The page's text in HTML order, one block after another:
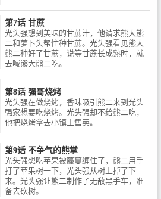
第7话 甘蔗
光头强想到美味的甘蔗汁，他请求熊大熊
二和萝卜头帮忙种甘蔗。光头强看见熊大
熊二种好了甘蔗，说等甘蔗长成熟时，就
去喊熊大熊二吃。
第8话 强哥烧烤
光头强在做烧烤，香味吸引熊二来到光头
强家想要吃烧烤。光头强却不给熊二吃，
他把烧烤拿去小镇上售卖。
第9话 不争气的熊掌
光头强想吃苹果被藤蔓缠住了，熊二用手
打了苹果树一下，光头强从树上掉了下
来。光头强让熊二制作了无敌黑手车，准
备去砍树。